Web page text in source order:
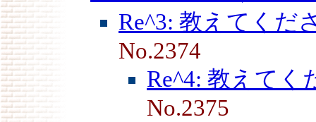
Re^3: 教えてくだ
No.2374
Re^4: 教えてく
No.2375